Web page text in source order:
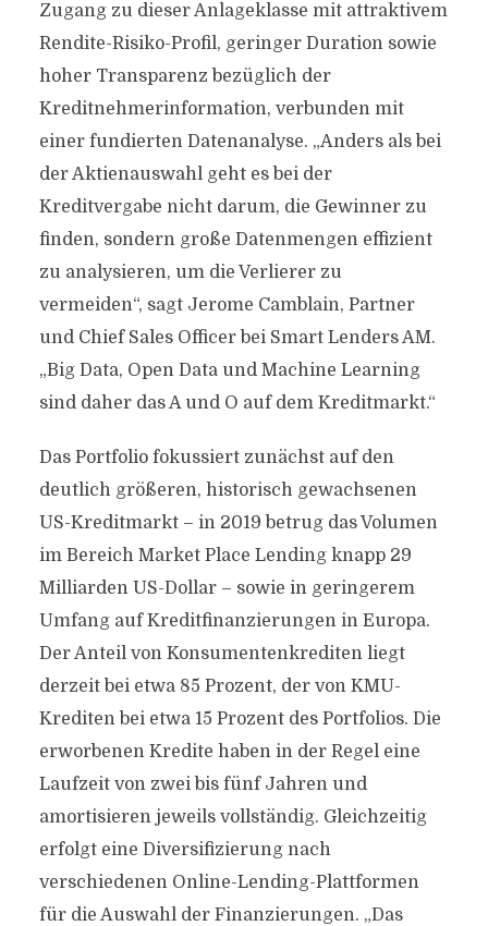
Zugang zu dieser Anlageklasse mit attraktivem
Rendite-Risiko-Profil, geringer Duration sowie
hoher Transparenz bezüglich der
Kreditnehmerinformation, verbunden mit
einer fundierten Datenanalyse. „Anders als bei
der Aktienauswahl geht es bei der
Kreditvergabe nicht darum, die Gewinner zu
finden, sondern große Datenmengen effizient
zu analysieren, um die Verlierer zu
vermeiden“, sagt Jerome Camblain, Partner
und Chief Sales Officer bei Smart Lenders AM.
„Big Data, Open Data und Machine Learning
sind daher das A und O auf dem Kreditmarkt.“
Das Portfolio fokussiert zunächst auf den
deutlich größeren, historisch gewachsenen
US-Kreditmarkt – in 2019 betrug das Volumen
im Bereich Market Place Lending knapp 29
Milliarden US-Dollar – sowie in geringerem
Umfang auf Kreditfinanzierungen in Europa.
Der Anteil von Konsumentenkrediten liegt
derzeit bei etwa 85 Prozent, der von KMU-
Krediten bei etwa 15 Prozent des Portfolios. Die
erworbenen Kredite haben in der Regel eine
Laufzeit von zwei bis fünf Jahren und
amortisieren jeweils vollständig. Gleichzeitig
erfolgt eine Diversifizierung nach
verschiedenen Online-Lending-Plattformen
für die Auswahl der Finanzierungen. „Das